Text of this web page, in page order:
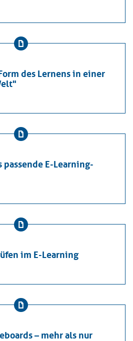
des Lernens in einer
E-Learning-
im E-Learning
– mehr als nur